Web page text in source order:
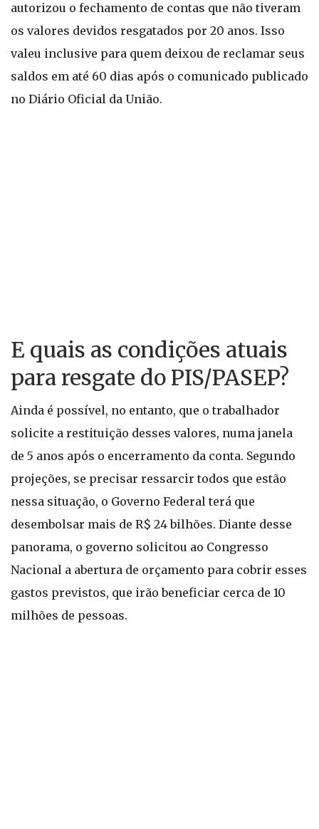
autorizou o fechamento de contas que não tiveram
os valores devidos resgatados por 20 anos. Isso
valeu inclusive para quem deixou de reclamar seus
saldos em até 60 dias após o comunicado publicado
no Diário Oficial da União.
E quais as condições atuais
para resgate do PIS/PASEP?
Ainda é possível, no entanto, que o trabalhador
solicite a restituição desses valores, numa janela
de 5 anos após o encerramento da conta. Segundo
projeções, se precisar ressarcir todos que estão
nessa situação, o Governo Federal terá que
desembolsar mais de R$ 24 bilhões. Diante desse
panorama, o governo solicitou ao Congresso
Nacional a abertura de orçamento para cobrir esses
gastos previstos, que irão beneficiar cerca de 10
milhões de pessoas.